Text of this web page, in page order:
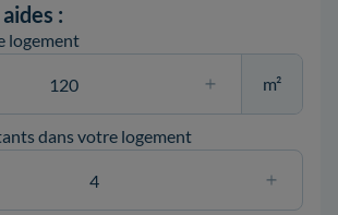
:
logement
m²
dans votre logement